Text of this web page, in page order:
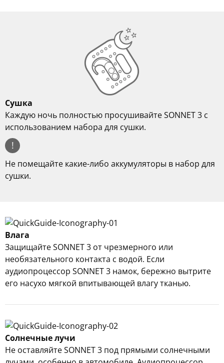
Сушка
Каждую ночь полностью просушивайте SONNET 3 с
использованием набора для сушки.
!
Не помещайте какие-либо аккумуляторы в набор для
сушки.
Влага
Защищайте SONNET 3 от чрезмерного или
необязательного контакта с водой. Если
аудиопроцессор SONNET 3 намок, бережно вытрите
его насухо мягкой впитывающей влагу тканью.
Солнечные лучи
Не оставляйте SONNET 3 под прямыми солнечными